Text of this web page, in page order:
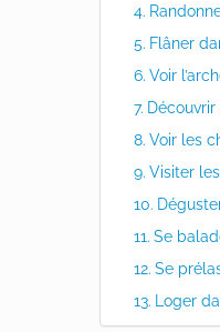
Flâner
Voir
Voir les
Visiter
Se
Se
Loger